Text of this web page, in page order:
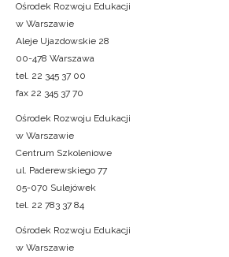
Ośrodek Rozwoju Edukacji
w Warszawie
Aleje Ujazdowskie 28
00-478 Warszawa
tel. 22 345 37 00
fax 22 345 37 70
Ośrodek Rozwoju Edukacji
w Warszawie
Centrum Szkoleniowe
ul. Paderewskiego 77
05-070 Sulejówek
tel. 22 783 37 84
Ośrodek Rozwoju Edukacji
w Warszawie